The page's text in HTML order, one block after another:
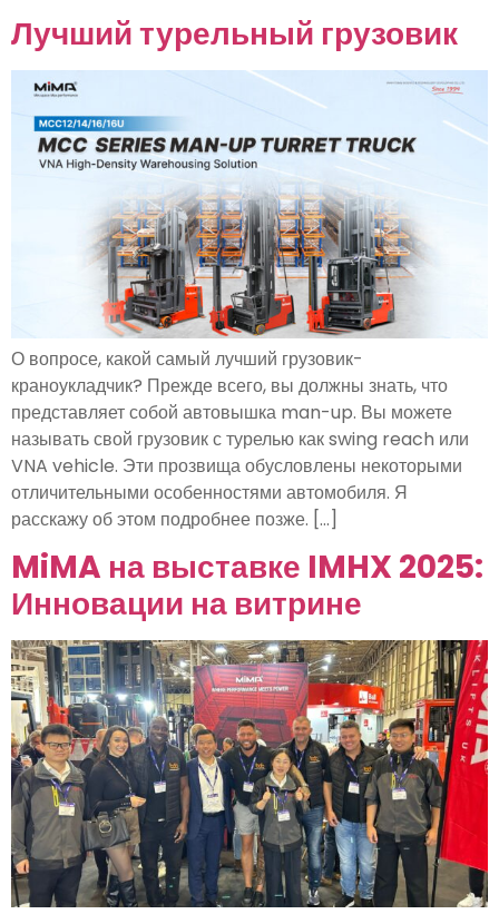
Лучший турельный грузовик
О вопросе, какой самый лучший грузовик-
краноукладчик? Прежде всего, вы должны знать, что
представляет собой автовышка man-up. Вы можете
называть свой грузовик с турелью как swing reach или
VNA vehicle. Эти прозвища обусловлены некоторыми
отличительными особенностями автомобиля. Я
расскажу об этом подробнее позже. [...]
MiMA на выставке IMHX 2025:
Инновации на витрине